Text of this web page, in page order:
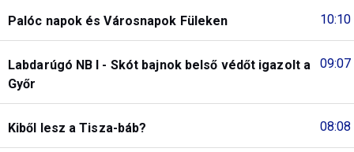
10:10
Palóc napok és Városnapok Füleken
09:07
Labdarúgó NB I - Skót bajnok belső védőt igazolt a
Győr
08:08
Kiből lesz a Tisza-báb?